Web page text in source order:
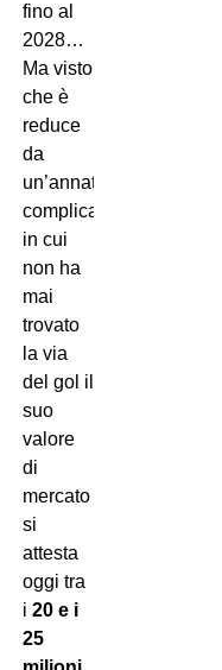
fino al
2028…
Ma visto
che è
reduce
da
un’annata
complicata
in cui
non ha
mai
trovato
la via
del gol il
suo
valore
di
mercato
si
attesta
oggi tra
i 20 e i
25